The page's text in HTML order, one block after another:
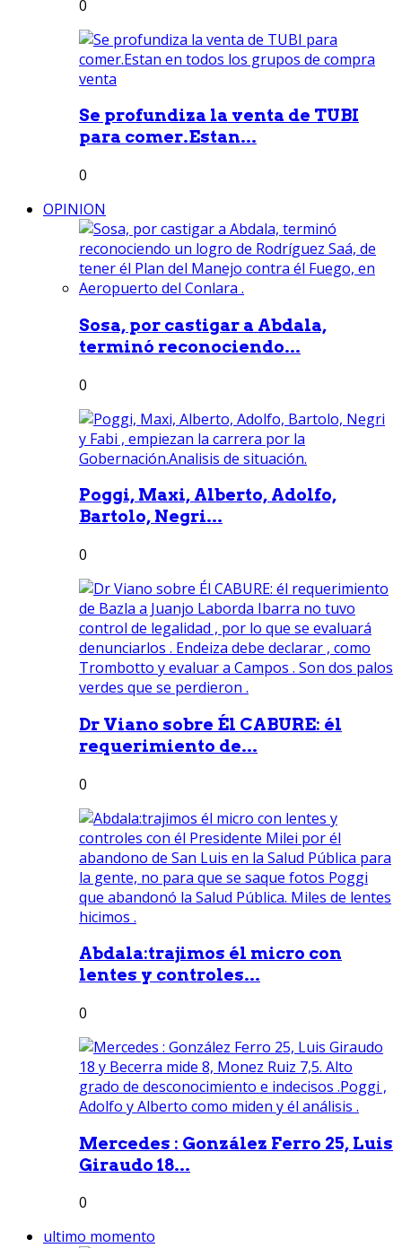
0
Se profundiza la venta de TUBI
para comer.Estan...
0
OPINION
Sosa, por castigar a Abdala,
terminó reconociendo...
0
Poggi, Maxi, Alberto, Adolfo,
Bartolo, Negri...
0
Dr Viano sobre Él CABURE: él
requerimiento de...
0
Abdala:trajimos él micro con
lentes y controles...
0
Mercedes : González Ferro 25, Luis
Giraudo 18...
0
ultimo momento